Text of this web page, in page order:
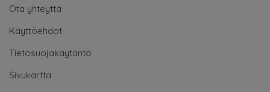
Ota yhteyttä
Käyttöehdot
Tietosuojakäytäntö
Sivukartta